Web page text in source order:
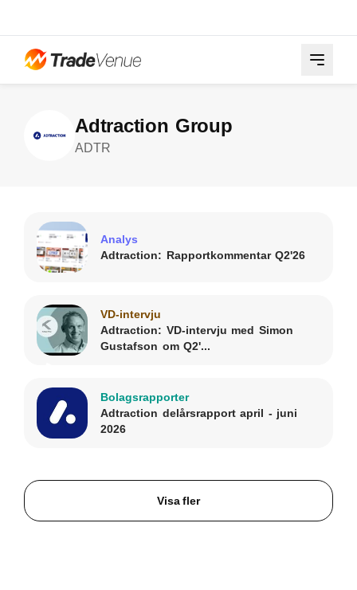
Adtraction Group
ADTR
Analys
Adtraction: Rapportkommentar Q2'26
VD-intervju
Adtraction: VD-intervju med Simon
Gustafson om Q2'...
Bolagsrapporter
Adtraction delårsrapport april - juni
2026
Visa fler